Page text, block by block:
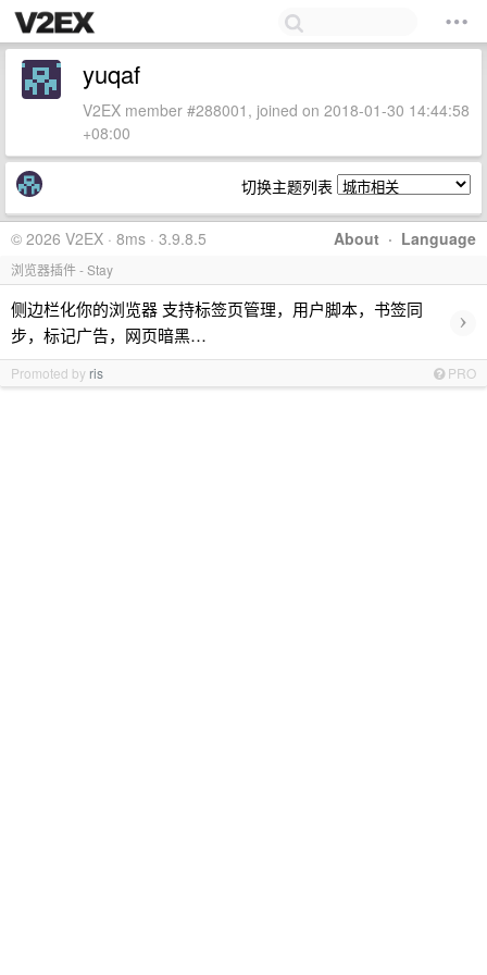
yuqaf
V2EX member #288001, joined on 2018-01-30 14:44:58
+08:00
切换主题列表
About · Language
© 2026 V2EX · 8ms · 3.9.8.5
浏览器插件 - Stay
侧边栏化你的浏览器 支持标签页管理，用户脚本，书签同
步，标记广告，网页暗黑…
›
Promoted by ris PRO